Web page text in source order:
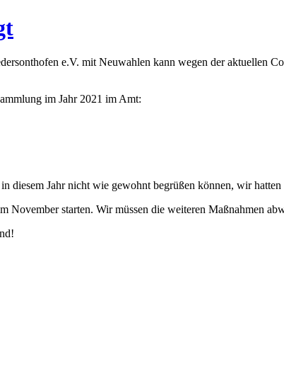
e.V. mit Neuwahlen kann wegen der aktuellen
im Jahr 2021 im Amt:
diesem Jahr nicht wie gewohnt begrüßen können, wir
November starten. Wir müssen die weiteren Maßnahmen